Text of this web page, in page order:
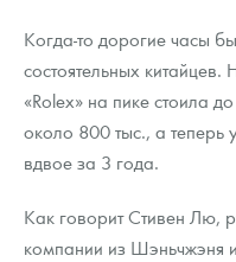
Когда-то дорогие часы
состоятельных
«Rolex» на пике стоила
около 800 тыс., а теперь
вдвое за 3 года.
Как говорит Стивен Лю,
компании из Шэньчжэня